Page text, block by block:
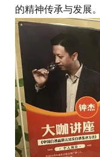
的精神传承与发展。